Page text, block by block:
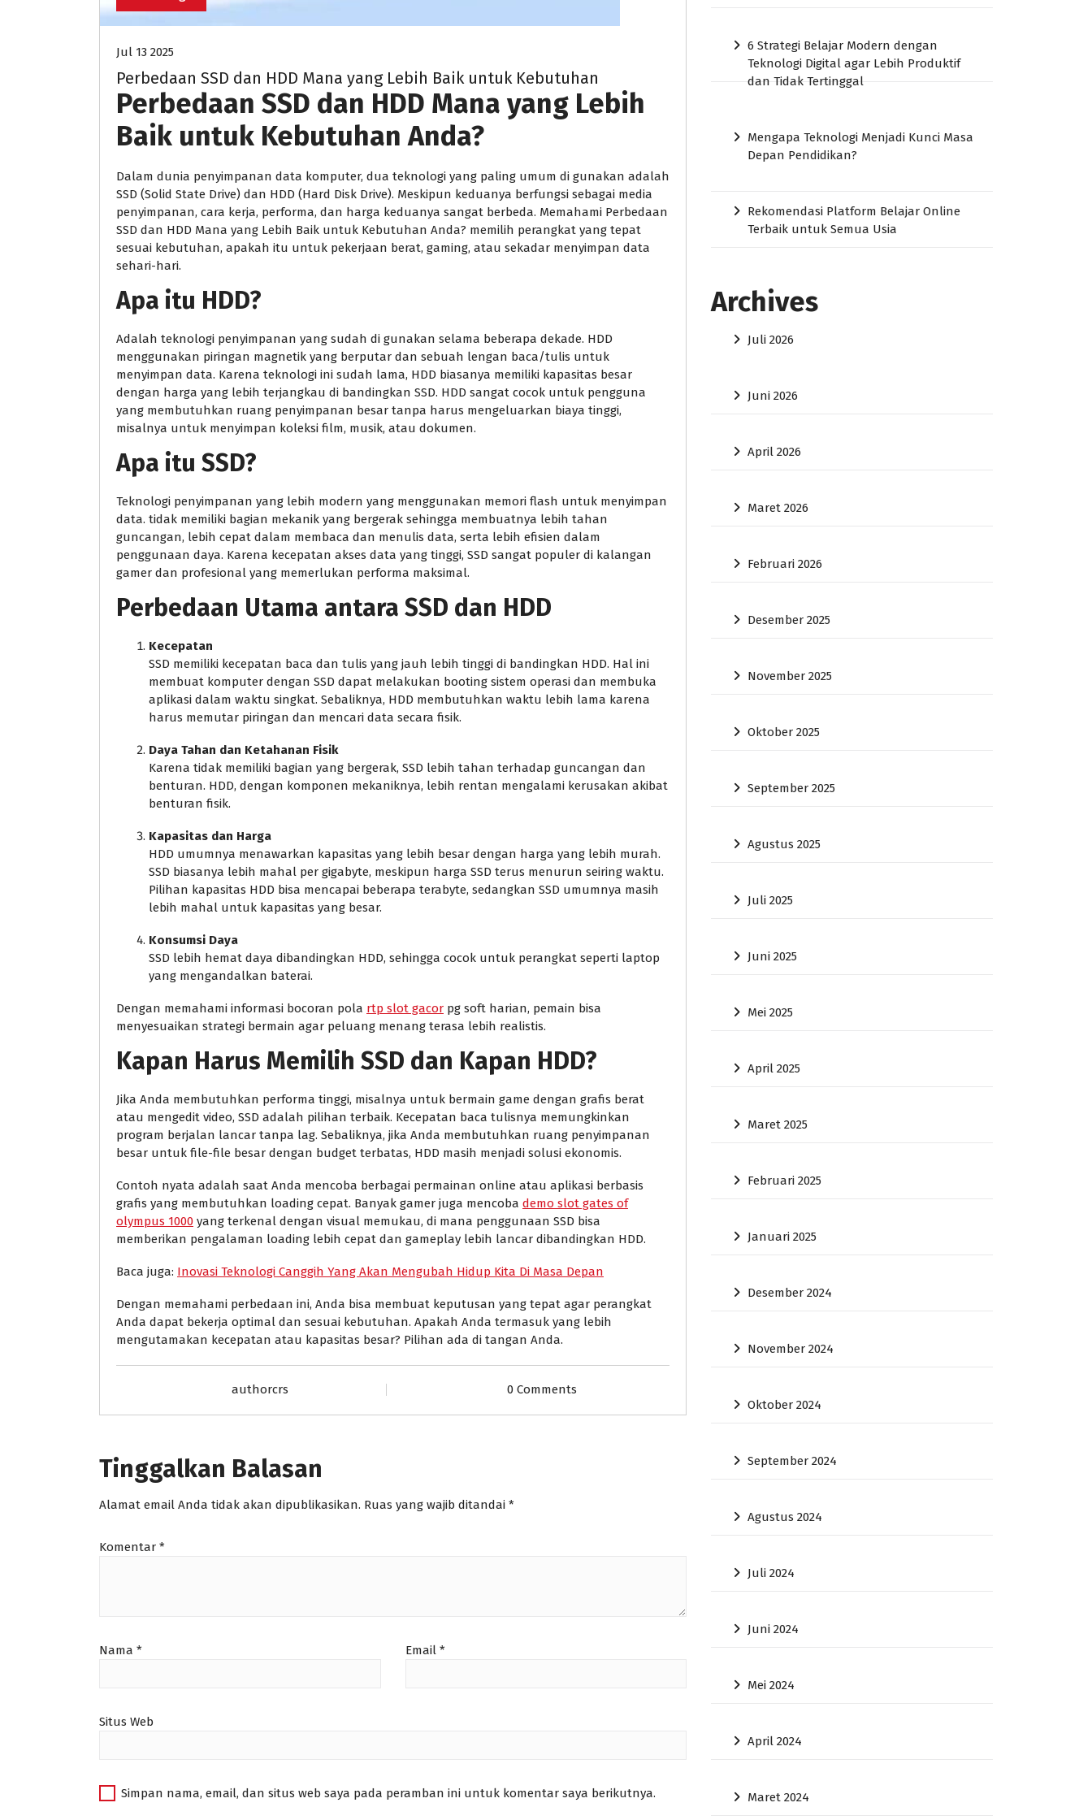
Jul 13 2025
Perbedaan SSD dan HDD Mana yang Lebih Baik untuk Kebutuhan
Perbedaan SSD dan HDD Mana yang Lebih
Baik untuk Kebutuhan Anda?
Dalam dunia penyimpanan data komputer, dua teknologi yang paling umum di gunakan adalah
SSD (Solid State Drive) dan HDD (Hard Disk Drive). Meskipun keduanya berfungsi sebagai media
penyimpanan, cara kerja, performa, dan harga keduanya sangat berbeda. Memahami Perbedaan
SSD dan HDD Mana yang Lebih Baik untuk Kebutuhan Anda? memilih perangkat yang tepat
sesuai kebutuhan, apakah itu untuk pekerjaan berat, gaming, atau sekadar menyimpan data
sehari-hari.
Apa itu HDD?
Adalah teknologi penyimpanan yang sudah di gunakan selama beberapa dekade. HDD
menggunakan piringan magnetik yang berputar dan sebuah lengan baca/tulis untuk
menyimpan data. Karena teknologi ini sudah lama, HDD biasanya memiliki kapasitas besar
dengan harga yang lebih terjangkau di bandingkan SSD. HDD sangat cocok untuk pengguna
yang membutuhkan ruang penyimpanan besar tanpa harus mengeluarkan biaya tinggi,
misalnya untuk menyimpan koleksi film, musik, atau dokumen.
Apa itu SSD?
Teknologi penyimpanan yang lebih modern yang menggunakan memori flash untuk menyimpan
data. tidak memiliki bagian mekanik yang bergerak sehingga membuatnya lebih tahan
guncangan, lebih cepat dalam membaca dan menulis data, serta lebih efisien dalam
penggunaan daya. Karena kecepatan akses data yang tinggi, SSD sangat populer di kalangan
gamer dan profesional yang memerlukan performa maksimal.
Perbedaan Utama antara SSD dan HDD
Kecepatan
SSD memiliki kecepatan baca dan tulis yang jauh lebih tinggi di bandingkan HDD. Hal ini
membuat komputer dengan SSD dapat melakukan booting sistem operasi dan membuka
aplikasi dalam waktu singkat. Sebaliknya, HDD membutuhkan waktu lebih lama karena
harus memutar piringan dan mencari data secara fisik.
Daya Tahan dan Ketahanan Fisik
Karena tidak memiliki bagian yang bergerak, SSD lebih tahan terhadap guncangan dan
benturan. HDD, dengan komponen mekaniknya, lebih rentan mengalami kerusakan akibat
benturan fisik.
Kapasitas dan Harga
HDD umumnya menawarkan kapasitas yang lebih besar dengan harga yang lebih murah.
SSD biasanya lebih mahal per gigabyte, meskipun harga SSD terus menurun seiring waktu.
Pilihan kapasitas HDD bisa mencapai beberapa terabyte, sedangkan SSD umumnya masih
lebih mahal untuk kapasitas yang besar.
Konsumsi Daya
SSD lebih hemat daya dibandingkan HDD, sehingga cocok untuk perangkat seperti laptop
yang mengandalkan baterai.
Dengan memahami informasi bocoran pola rtp slot gacor pg soft harian, pemain bisa
menyesuaikan strategi bermain agar peluang menang terasa lebih realistis.
Kapan Harus Memilih SSD dan Kapan HDD?
Jika Anda membutuhkan performa tinggi, misalnya untuk bermain game dengan grafis berat
atau mengedit video, SSD adalah pilihan terbaik. Kecepatan baca tulisnya memungkinkan
program berjalan lancar tanpa lag. Sebaliknya, jika Anda membutuhkan ruang penyimpanan
besar untuk file-file besar dengan budget terbatas, HDD masih menjadi solusi ekonomis.
Contoh nyata adalah saat Anda mencoba berbagai permainan online atau aplikasi berbasis
grafis yang membutuhkan loading cepat. Banyak gamer juga mencoba demo slot gates of
olympus 1000 yang terkenal dengan visual memukau, di mana penggunaan SSD bisa
memberikan pengalaman loading lebih cepat dan gameplay lebih lancar dibandingkan HDD.
Baca juga: Inovasi Teknologi Canggih Yang Akan Mengubah Hidup Kita Di Masa Depan
Dengan memahami perbedaan ini, Anda bisa membuat keputusan yang tepat agar perangkat
Anda dapat bekerja optimal dan sesuai kebutuhan. Apakah Anda termasuk yang lebih
mengutamakan kecepatan atau kapasitas besar? Pilihan ada di tangan Anda.
authorcrs 0 Comments
Tinggalkan Balasan
Alamat email Anda tidak akan dipublikasikan. Ruas yang wajib ditandai *
Komentar *
Nama * Email *
Situs Web
Simpan nama, email, dan situs web saya pada peramban ini untuk komentar saya berikutnya.
6 Strategi Belajar Modern dengan
Teknologi Digital agar Lebih Produktif
dan Tidak Tertinggal
Mengapa Teknologi Menjadi Kunci Masa
Depan Pendidikan?
Rekomendasi Platform Belajar Online
Terbaik untuk Semua Usia
Archives
Juli 2026
Juni 2026
April 2026
Maret 2026
Februari 2026
Desember 2025
November 2025
Oktober 2025
September 2025
Agustus 2025
Juli 2025
Juni 2025
Mei 2025
April 2025
Maret 2025
Februari 2025
Januari 2025
Desember 2024
November 2024
Oktober 2024
September 2024
Agustus 2024
Juli 2024
Juni 2024
Mei 2024
April 2024
Maret 2024